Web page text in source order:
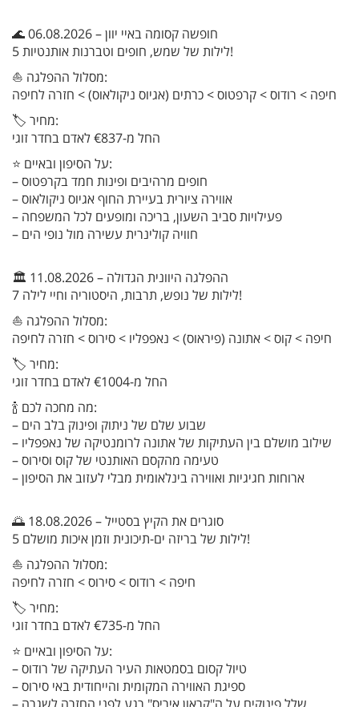
🌊 06.08.2026 – חופשה קסומה באיי יוון
5 לילות של שמש, חופים וטברנות אותנטיות!
⛵ מסלול ההפלגה:
חיפה > רודוס > קרפטוס > כרתים (אגיוס ניקולאוס) > חזרה לחיפה
🏷️ מחיר:
החל מ-€837 לאדם בחדר זוגי
⭐ על הסיפון ובאיים:
– חופים מרהיבים ופינות חמד בקרפטוס
– אווירה ציורית בעיירת החוף אגיוס ניקולאוס
– פעילויות סביב השעון, בריכה ומופעים לכל המשפחה
– חוויה קולינרית עשירה מול נופי הים
🏛️ 11.08.2026 – ההפלגה היוונית הגדולה
7 לילות של נופש, תרבות, היסטוריה וחיי לילה!
⛵ מסלול ההפלגה:
חיפה > קוס > אתונה (פיראוס) > נאפפליו > סירוס > חזרה לחיפה
🏷️ מחיר:
החל מ-€1004 לאדם בחדר זוגי
🍾 מה מחכה לכם:
– שבוע שלם של ניתוק ופינוק בלב הים
– שילוב מושלם בין העתיקות של אתונה לרומנטיקה של נאפפליו
– טעימה מהקסם האותנטי של קוס וסירוס
– ארוחות חגיגיות ואווירה בינלאומית מבלי לעזוב את הסיפון
🌅 18.08.2026 – סוגרים את הקיץ בסטייל
5 לילות של בריזה ים-תיכונית וזמן איכות מושלם!
⛵ מסלול ההפלגה:
חיפה > רודוס > סירוס > חזרה לחיפה
🏷️ מחיר:
החל מ-€735 לאדם בחדר זוגי
⭐ על הסיפון ובאיים:
– טיול קסום בסמטאות העיר העתיקה של רודוס
– ספיגת האווירה המקומית והייחודית באי סירוס